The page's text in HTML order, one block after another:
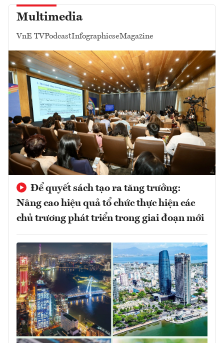
Multimedia
VnE TVPodcastInfographicseMagazine
Để quyết sách tạo ra tăng trưởng:
Nâng cao hiệu quả tổ chức thực hiện các
chủ trương phát triển trong giai đoạn mới